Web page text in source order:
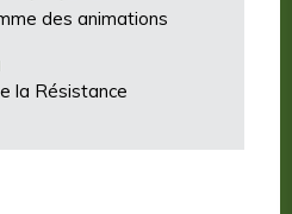
des animations
la Résistance